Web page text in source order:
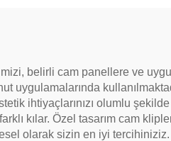
belirli cam panellere ve
uygulamalarında
ihtiyaçlarınızı olumlu
kılar. Özel tasarım cam
olarak sizin en iyi tercihiniziz.